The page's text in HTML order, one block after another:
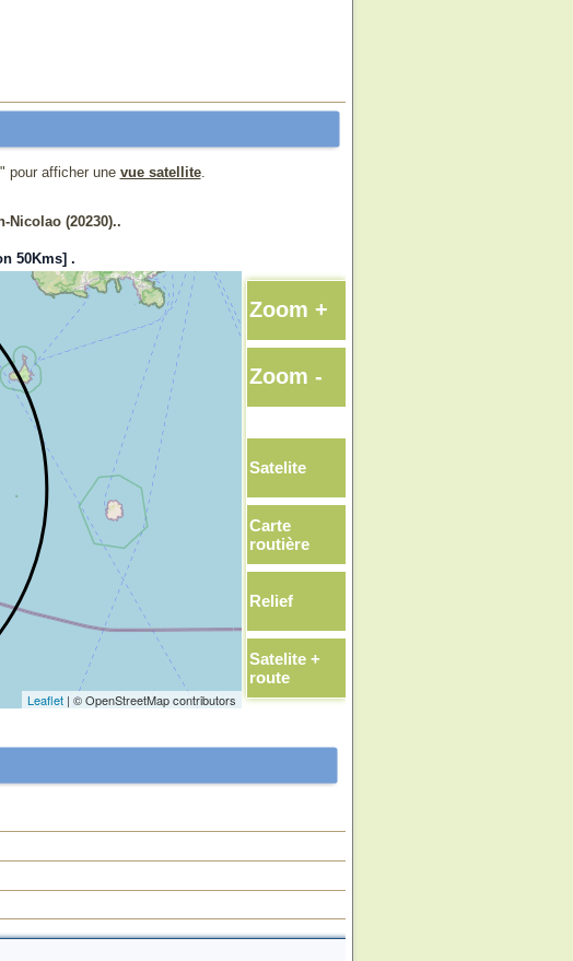
pour afficher une vue satellite.
Nicolao (20230)..
50Kms] .
Leaflet| © OpenStreetMap contributors
Zoom +
Zoom -
Satelite
Carte
routière
Relief
Satelite +
route